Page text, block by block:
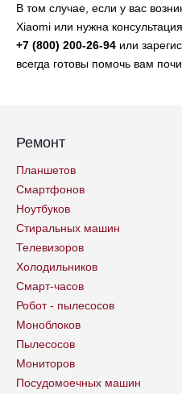
В том случае, если у вас
Xiaomi или нужна
+7 (800) 200-26-94 или
всегда готовы помочь вам
Ремонт
Планшетов
Смартфонов
Ноутбуков
Стиральных машин
Телевизоров
Холодильников
Смарт-часов
Робот - пылесосов
Моноблоков
Пылесосов
Мониторов
Посудомоечных машин